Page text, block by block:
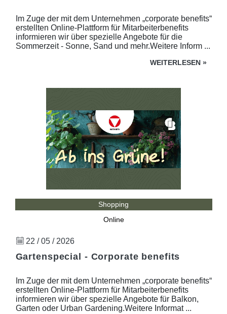
Im Zuge der mit dem Unternehmen „corporate benefits“
erstellten Online-Plattform für Mitarbeiterbenefits
informieren wir über spezielle Angebote für die
Sommerzeit - Sonne, Sand und mehr.Weitere Inform ...
WEITERLESEN »
Shopping
Online
22 / 05 / 2026
Gartenspecial - Corporate benefits
Im Zuge der mit dem Unternehmen „corporate benefits“
erstellten Online-Plattform für Mitarbeiterbenefits
informieren wir über spezielle Angebote für Balkon,
Garten oder Urban Gardening.Weitere Informat ...